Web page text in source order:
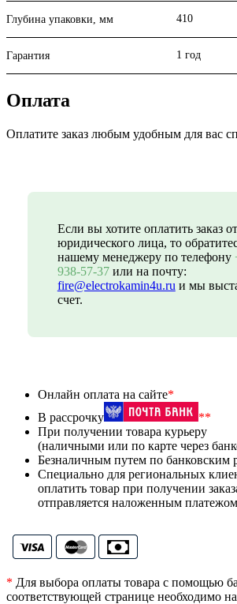
Глубина упаковки, мм 410
Гарантия 1 год
Оплата
Оплатите заказ любым удобным для вас
Если вы хотите оплатить заказ от
юридического лица, то
нашему менеджеру по телефону
938-57-37или на почту:
fire@electrokamin4u.ru и мы
счет.
Онлайн оплата на сайте*
В рассрочку
**
При получении товара курьеру
(наличными или по карте через
Безналичным путем по банковским
Специально для региональных
оплатить товар при получении
отправляется наложенным
* Для выбора оплаты товара с помощью
соответствующей странице необходимо